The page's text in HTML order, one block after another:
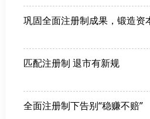
匹配注册制 退市有新规
全面注册制下告别“稳赚不赔”